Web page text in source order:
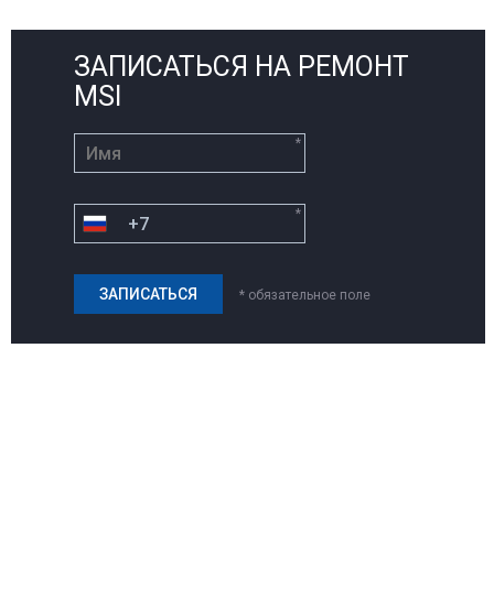
ЗАПИСАТЬСЯ НА РЕМОНТ
MSI
*
*
* обязательное поле